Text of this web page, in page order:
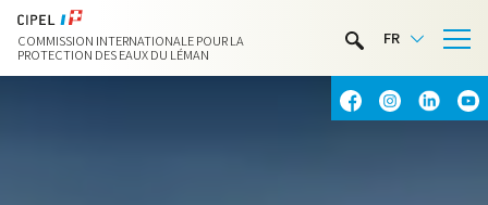
COMMISSION INTERNATIONALE POUR LA
PROTECTION DES EAUX DU LÉMAN
FR
LIMNOTHÈQUE
ACTIVITÉS NAUTIQUES
CONTACT & ACCÈS